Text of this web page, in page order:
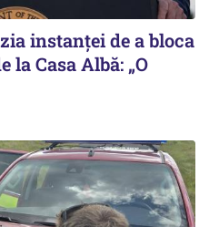
instanţei de a bloca
la Casa Albă: „O